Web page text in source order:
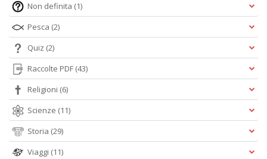
Non definita (1)
Pesca (2)
Quiz (2)
Raccolte PDF (43)
Religioni (6)
Scienze (11)
Storia (29)
Viaggi (11)